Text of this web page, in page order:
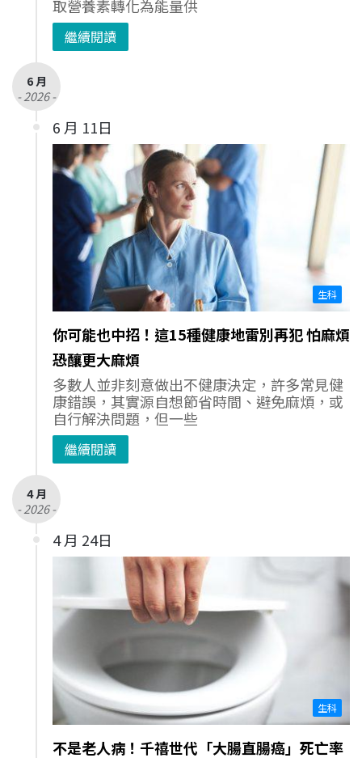
取營養素轉化為能量供
繼續閱讀
6 月
- 2026 -
6 月 11日
生科
你可能也中招！這15種健康地雷別再犯 怕麻煩
恐釀更大麻煩
多數人並非刻意做出不健康決定，許多常見健
康錯誤，其實源自想節省時間、避免麻煩，或
自行解決問題，但一些
繼續閱讀
4 月
- 2026 -
4 月 24日
生科
不是老人病！千禧世代「大腸直腸癌」死亡率